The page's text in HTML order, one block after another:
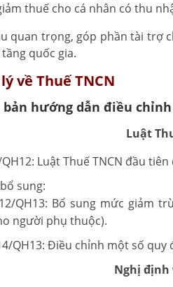
thuế cho cá nhân có thu
quan trọng, góp phần tài trợ
quốc gia.
về Thuế TNCN
bản hướng dẫn điều
Luật
Luật Thuế TNCN đầu
sung:
QH13: Bổ sung mức giảm
người phụ thuộc).
QH13: Điều chỉnh một số
Nghị